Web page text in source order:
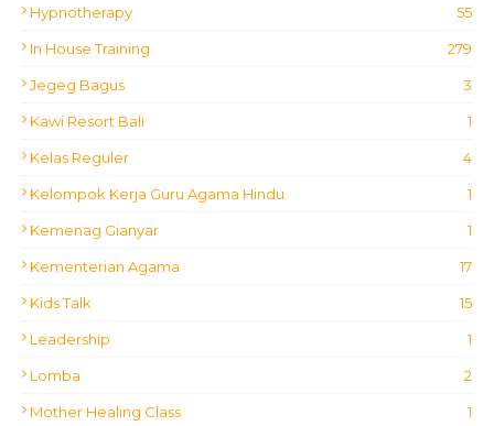
Hypnotherapy 55
In House Training 279
Jegeg Bagus 3
Kawi Resort Bali 1
Kelas Reguler 4
Kelompok Kerja Guru Agama Hindu 1
Kemenag Gianyar 1
Kementerian Agama 17
Kids Talk 15
Leadership 1
Lomba 2
Mother Healing Class 1